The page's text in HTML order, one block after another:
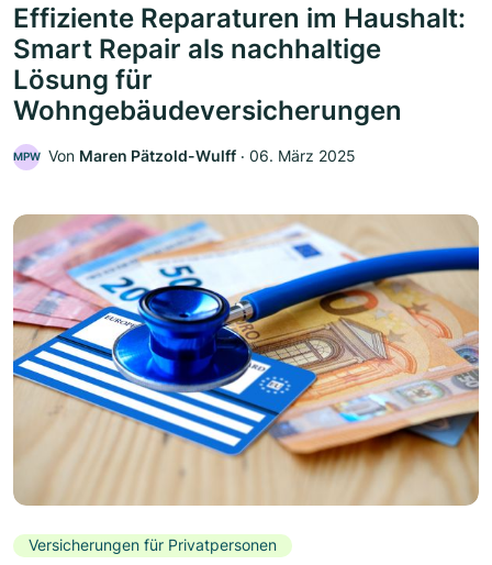
Effiziente Reparaturen im Haushalt:
Smart Repair als nachhaltige
Lösung für
Wohngebäudeversicherungen
MPW Von Maren Pätzold-Wulff ‧ 06. März 2025
Versicherungen für Privatpersonen